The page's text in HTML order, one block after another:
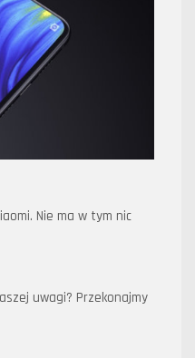
Nie ma w tym nic
uwagi? Przekonajmy